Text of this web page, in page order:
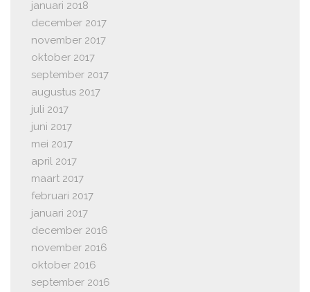
januari 2018
december 2017
november 2017
oktober 2017
september 2017
augustus 2017
juli 2017
juni 2017
mei 2017
april 2017
maart 2017
februari 2017
januari 2017
december 2016
november 2016
oktober 2016
september 2016